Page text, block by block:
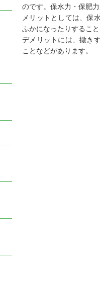
のです。保水力・保肥
メリットとしては、保
ふかになったりするこ
デメリットには、撒き
ことなどがあります。